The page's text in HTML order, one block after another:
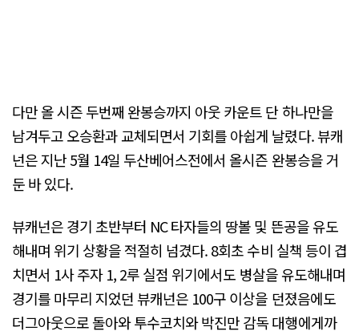
다만 올 시즌 두번째 완봉승까지 아웃 카운트 단 하나만을
남겨두고 오승환과 교체되면서 기회를 아쉽게 날렸다. 뷰캐
넌은 지난 5월 14일 두산베어스전에서 올시즌 완봉승을 거
둔 바 있다.
뷰캐넌은 경기 초반부터 NC 타자들의 땅볼 및 뜬공을 유도
해내며 위기 상황을 적절히 넘겼다. 8회초 수비 실책 등이 겹
치면서 1사 주자 1, 2루 실점 위기에서도 병살을 유도해내며
경기를 마무리 지었던 뷰캐넌은 100구 이상을 던졌음에도
더그아웃으로 돌아와 투수코치와 박진만 감독 대행에게까